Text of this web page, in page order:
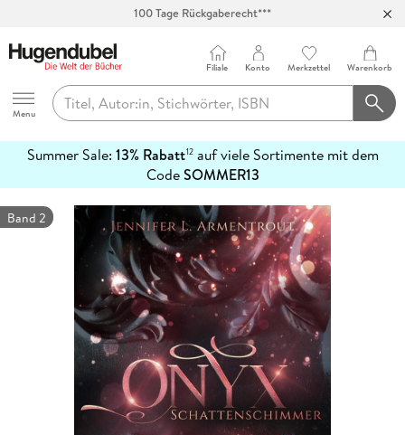
Hugendubel
Menu
Filiale Konto Merkzettel Warenkorb
Summer Sale: 13% Rabatt12auf viele Sortimente mit dem
CodeSOMMER13
erfahren
Band 2